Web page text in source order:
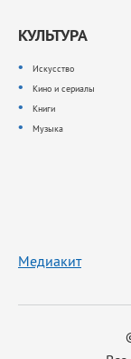
КУЛЬТУРА
Искусство
Кино и сериалы
Книги
Музыка
Медиакит